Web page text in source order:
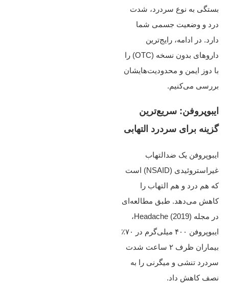
بستگی به نوع سردرد، شدت
درد و وضعیت جسمی شما
دارد. در ادامه، رایج‌ترین
داروهای بدون نسخه (OTC) را
با دوز ایمن و محدودیت‌هایشان
بررسی می‌کنیم.
ایبوپروفن: سریع‌ترین
گزینه برای سردرد التهابی
ایبوپروفن یک ضدالتهاب
غیراستروئیدی (NSAID) است
که هم درد و هم التهاب را
کاهش می‌دهد. طبق مطالعه‌ای
در مجله Headache (2019)،
ایبوپروفن ۴۰۰ میلی‌گرم در ۷۰٪
بیماران ظرف ۲ ساعت شدت
سردرد تنشی و میگرنی را به
نصف کاهش داد.